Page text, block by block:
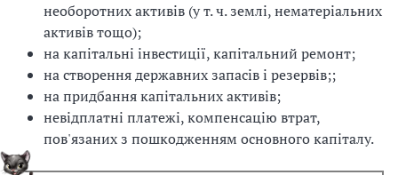
необоротних активів (у т. ч. землі, нематеріальних
активів тощо);
на капітальні інвестиції, капітальний ремонт;
на створення державних запасів і резервів;;
на придбання капітальних активів;
невідплатні платежі, компенсацію втрат,
пов'язаних з пошкодженням основного капіталу.